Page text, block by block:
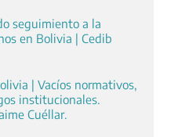
seguimiento a la
en Bolivia | Cedib
| Vacíos normativos,
institucionales.
Cuéllar.